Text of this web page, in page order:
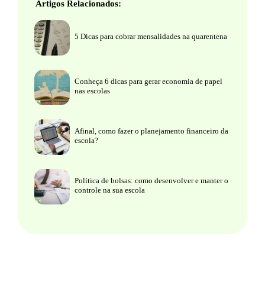
Artigos Relacionados:
5 Dicas para cobrar mensalidades na quarentena
Conheça 6 dicas para gerar economia de papel
nas escolas
Afinal, como fazer o planejamento financeiro da
escola?
Política de bolsas: como desenvolver e manter o
controle na sua escola